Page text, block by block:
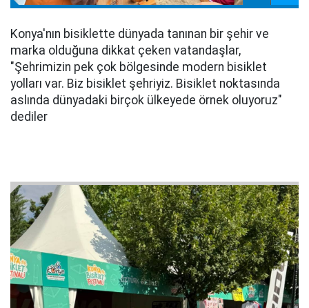
Konya'nın bisiklette dünyada tanınan bir şehir ve
marka olduğuna dikkat çeken vatandaşlar,
"Şehrimizin pek çok bölgesinde modern bisiklet
yolları var. Biz bisiklet şehriyiz. Bisiklet noktasında
aslında dünyadaki birçok ülkeyede örnek oluyoruz"
dediler